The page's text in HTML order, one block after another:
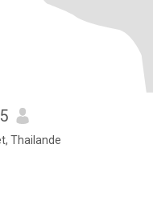
Thailande